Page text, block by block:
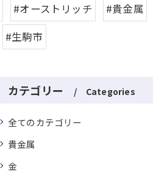
#オーストリッチ
#貴金属
#生駒市
カテゴリー Categories
全てのカテゴリー
貴金属
金